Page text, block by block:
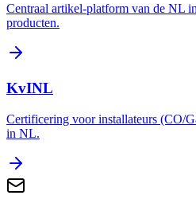
Centraal artikel-platform van de NL
producten.
KvINL
Certificering voor installateurs (CO/
in NL.